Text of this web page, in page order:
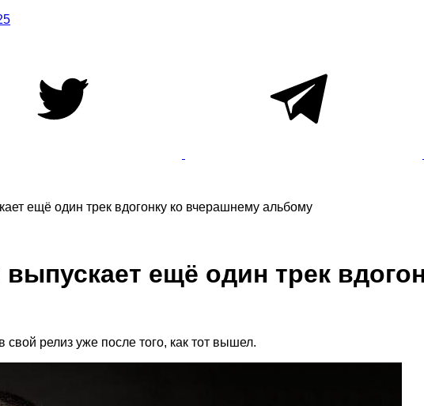
ещё один трек вдогонку ко вчерашнему альбому
ещё один трек
релиз уже после того, как тот вышел.